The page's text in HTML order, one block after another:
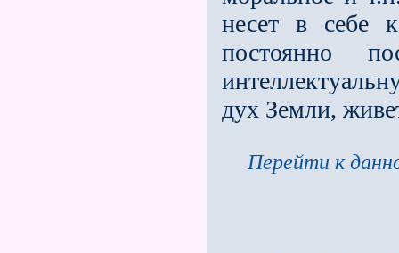
несет в себе
постоянно
дух Земли,
Перейти к